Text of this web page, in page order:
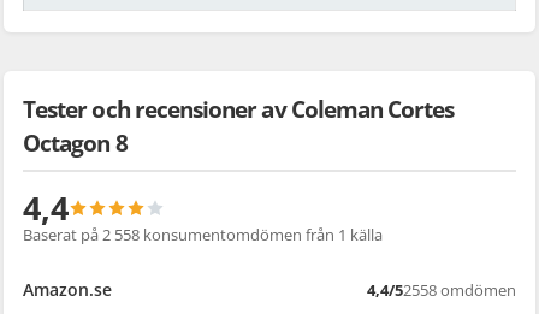
Tester och recensioner av Coleman Cortes
Octagon 8
4,4
Baserat på 2 558 konsumentomdömen från 1 källa
Amazon.se 4,4/52558 omdömen